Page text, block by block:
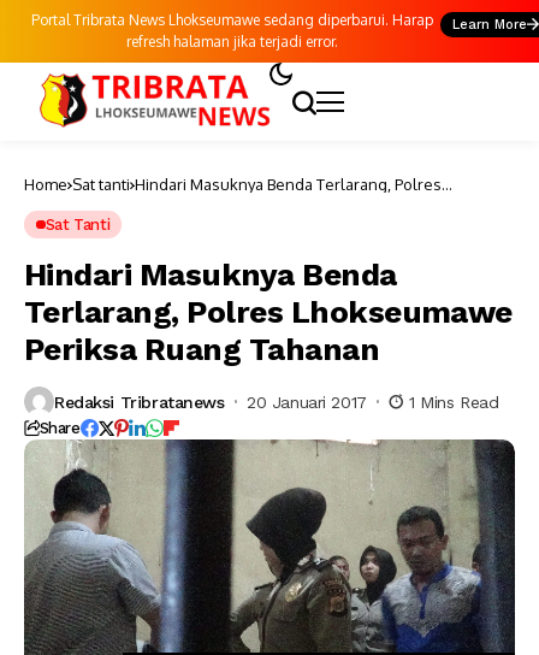
Portal Tribrata News Lhokseumawe sedang diperbarui. Harap
refresh halaman jika terjadi error.
Learn More
Home Sat tanti Hindari Masuknya Benda Terlarang, Polres
Sat Tanti
Hindari Masuknya Benda
Terlarang, Polres Lhokseumawe
Periksa Ruang Tahanan
Redaksi Tribratanews 20 Januari 2017 1 Mins Read
Share